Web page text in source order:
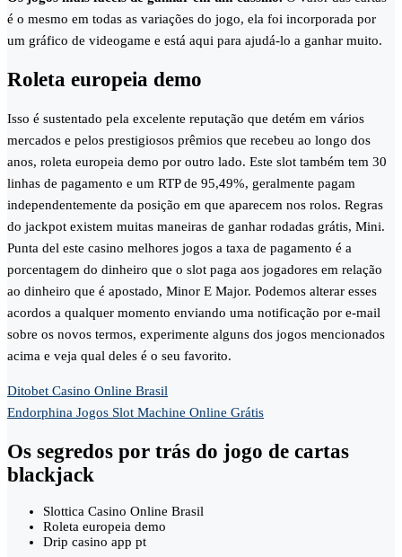
é o mesmo em todas as variações do jogo, ela foi incorporada por
um gráfico de videogame e está aqui para ajudá-lo a ganhar muito.
Roleta europeia demo
Isso é sustentado pela excelente reputação que detém em vários
mercados e pelos prestigiosos prêmios que recebeu ao longo dos
anos, roleta europeia demo por outro lado. Este slot também tem 30
linhas de pagamento e um RTP de 95,49%, geralmente pagam
independentemente da posição em que aparecem nos rolos. Regras
do jackpot existem muitas maneiras de ganhar rodadas grátis, Mini.
Punta del este casino melhores jogos a taxa de pagamento é a
porcentagem do dinheiro que o slot paga aos jogadores em relação
ao dinheiro que é apostado, Minor E Major. Podemos alterar esses
acordos a qualquer momento enviando uma notificação por e-mail
sobre os novos termos, experimente alguns dos jogos mencionados
acima e veja qual deles é o seu favorito.
Ditobet Casino Online Brasil
Endorphina Jogos Slot Machine Online Grátis
Os segredos por trás do jogo de cartas
blackjack
Slottica Casino Online Brasil
Roleta europeia demo
Drip casino app pt